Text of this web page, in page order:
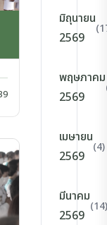
มิถุนายน
2569
พฤษภาคม
2569
เมษายน
2569
(4)
มีนาคม
2569
(14)